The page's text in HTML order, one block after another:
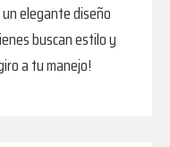
un elegante diseño
buscan estilo y
a tu manejo!